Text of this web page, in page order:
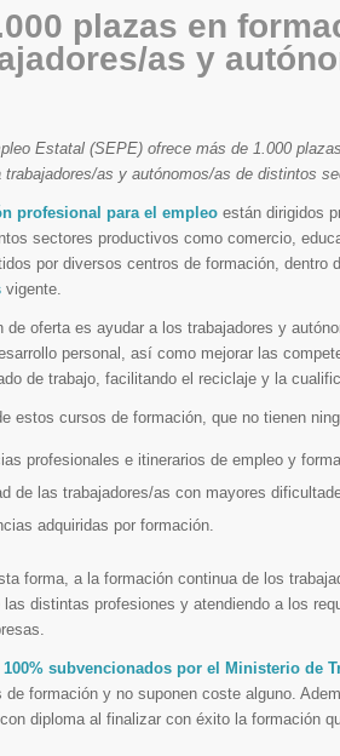
plazas en
as y
Estatal (SEPE) ofrece más de 1.000
as y autónomos/as de distintos
profesional para el empleo están dirigidos
sectores productivos como comercio,
por diversos centros de formación, dentro
vigente.
de oferta es ayudar a los trabajadores y
personal, así como mejorar las
de trabajo, facilitando el reciclaje y la
estos cursos de formación, que no tienen
profesionales e itinerarios de empleo y
de las trabajadores/as con mayores
adquiridas por formación.
forma, a la formación continua de los
distintas profesiones y atendiendo a los
100% subvencionados por el Ministerio de
de formación y no suponen coste alguno.
diploma al finalizar con éxito la formación